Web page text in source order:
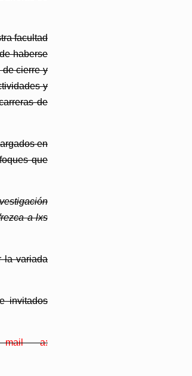
facultad
haberse
de cierre y
y
de
en
que
a lxs
la variada
invitados
mail a: